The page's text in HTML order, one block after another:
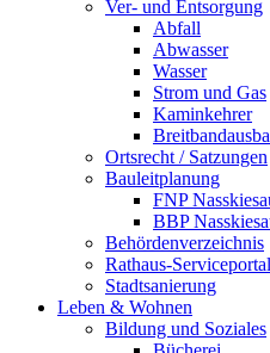
Ver- und Entsorgung
Abfall
Abwasser
Wasser
Strom und Gas
Kaminkehrer
Ortsrecht / Satzungen
Bauleitplanung
FNP
BBP
Behördenverzeichnis
Rathaus-
Stadtsanierung
Leben & Wohnen
Bildung und Soziales